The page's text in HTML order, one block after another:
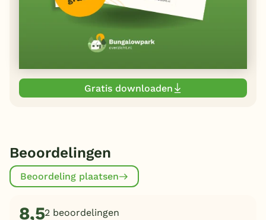
Gratis downloaden
Beoordelingen
Beoordeling plaatsen
8,52 beoordelingen